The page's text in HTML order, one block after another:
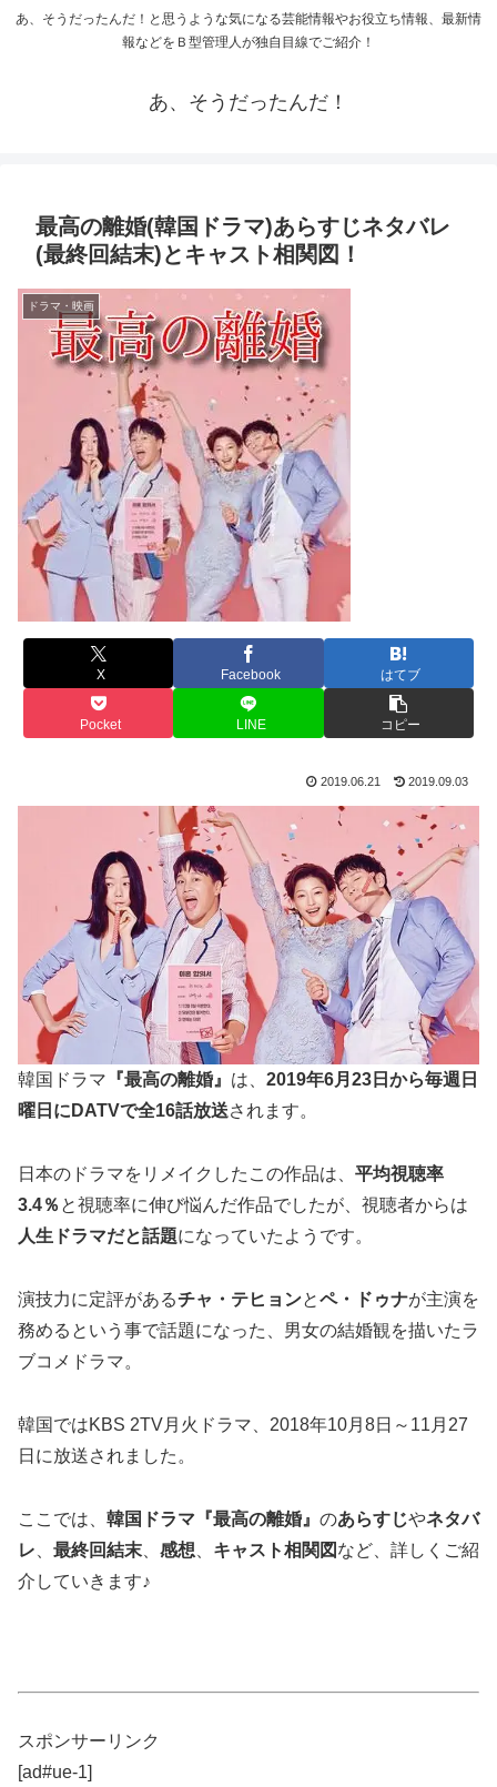
あ、そうだったんだ！と思うような気になる芸能情報やお役立ち情報、最新情
報などをＢ型管理人が独自目線でご紹介！
あ、そうだったんだ！
最高の離婚(韓国ドラマ)あらすじネタバレ
(最終回結末)とキャスト相関図！
ドラマ・映画
X Facebook はてブ
Pocket LINE コピー
2019.06.21 2019.09.03
韓国ドラマ 『最高の離婚』 は、 2019年6月23日から毎週日
曜日に DATVで全16話放送されます。
日本のドラマをリメイクしたこの作品は、 平均視聴率
3.4％ と視聴率に伸び悩んだ作品でしたが、視聴者からは
人生ドラマだと話題になっていたようです。
演技力に定評があるチャ・テヒョンとペ・ドゥナが主演を
務めるという事で話題になった、男女の結婚観を描いたラ
ブコメドラマ。
韓国ではKBS 2TV月火ドラマ、2018年10月8日～11月27
日に放送されました。
ここでは、 韓国ドラマ『最高の離婚』 のあらすじやネタバ
レ
最終回結末 感想 キャスト相関図 など、詳しくご紹
介していきます♪
スポンサーリンク
[ad#ue-1]